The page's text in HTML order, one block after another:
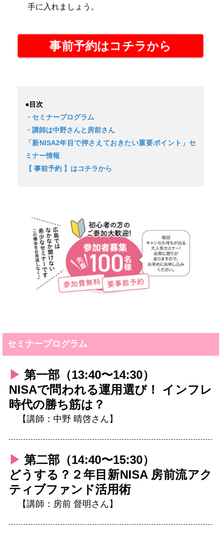
手に入れましょう。
事前予約はコチラから
●目次
・セミナープログラム
・講師は中野さんと房前さん
「新NISA2年目で押さえておきたい重要ポイント」セ
ミナー情報
【 事前予約 】はコチラから
セミナープログラム
▶︎ 第一部（13:40〜14:30）
NISAで問われる運用選び！ インフレ
時代の勝ち筋は？
【講師：中野 晴啓さん】
▶︎ 第二部（14:40〜15:30）
どうする？２年目新NISA 房前流アク
ティブファンド活用術
【講師：房前 督明さん】